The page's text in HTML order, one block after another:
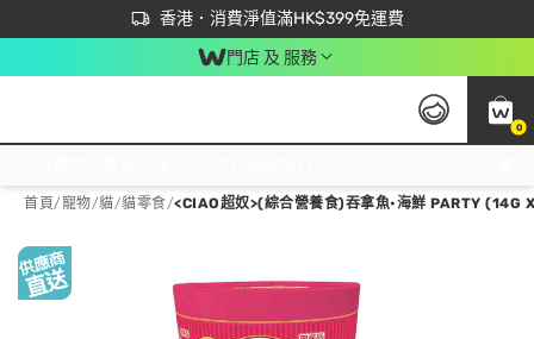
香港．消費淨值滿HK$399免運費
立即成為易賞錢會員盡享獨家優惠
首次APP下單買滿$450 輸入 NEWAPP 即減$50
門店 及 服務
0
首頁/寵物/貓/貓零食/<CIAO超奴>(綜合營養食)吞拿魚•海鮮 PARTY